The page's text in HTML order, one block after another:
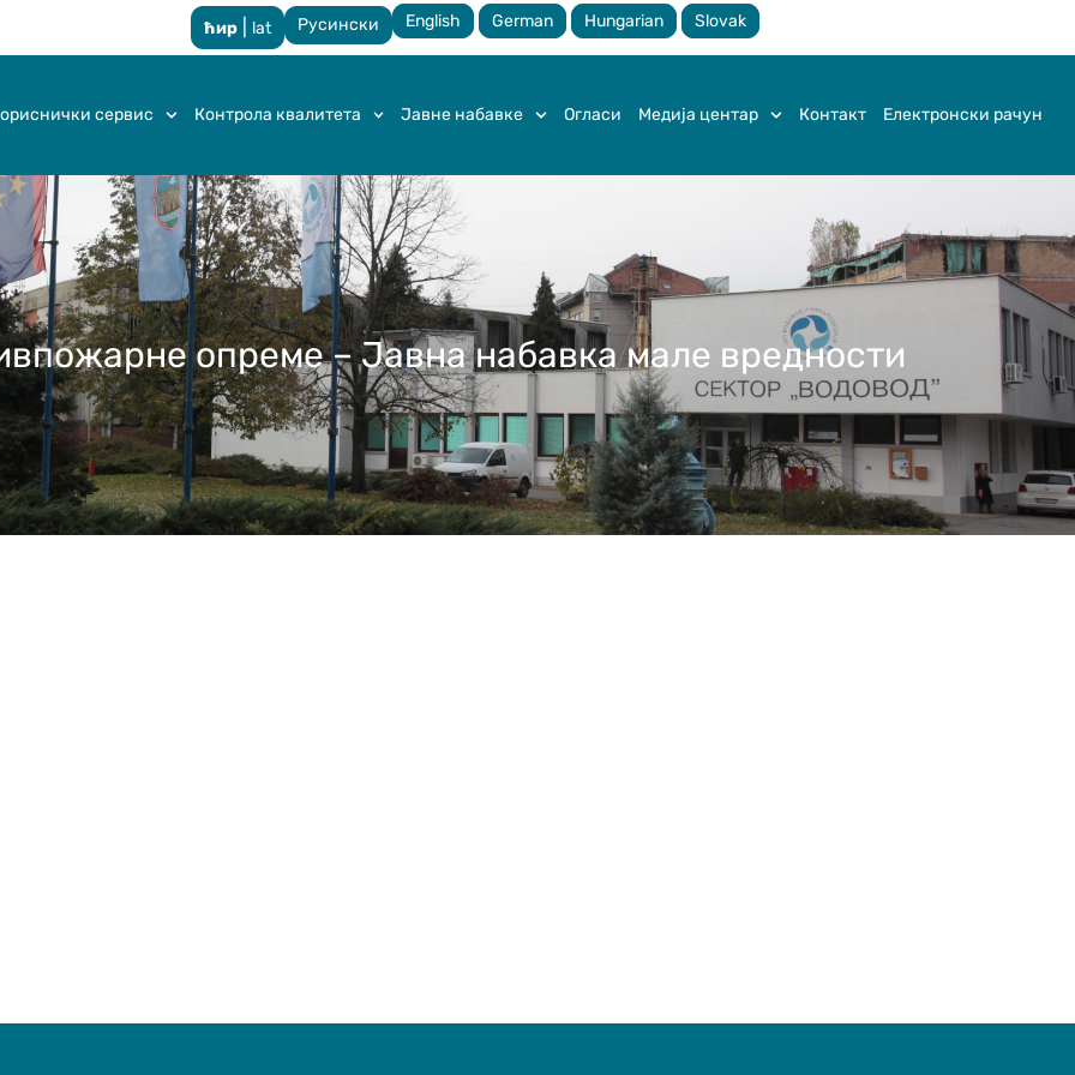
ћир| lat Русински English German Hungarian Slovak
сервис Контрола квалитета Јавне набавке Огласи Медија центар Контакт Електронски рачун
опреме – Јавна набавка мале вредности